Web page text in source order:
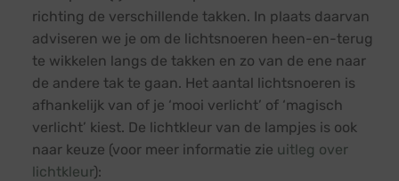
richting de verschillende takken. In plaats daarvan
adviseren we je om de lichtsnoeren heen-en-terug
te wikkelen langs de takken en zo van de ene naar
de andere tak te gaan. Het aantal lichtsnoeren is
afhankelijk van of je ‘mooi verlicht’ of ‘magisch
verlicht’ kiest. De lichtkleur van de lampjes is ook
naar keuze (voor meer informatie zie uitleg over
lichtkleur):